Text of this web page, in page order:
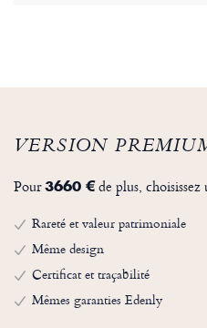
VERSION
Pour3660 €de plus, choisissez
Rareté et valeur patrimoniale
Même design
Certificat et traçabilité
Mêmes garanties Edenly